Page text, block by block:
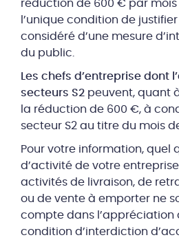
réduction de 600 € par mois
l’unique condition de
considéré d’une mesure
du public.
Les chefs d’entreprise dont
secteurs S2 peuvent, quant
la réduction de 600 €, à
secteur S2 au titre du mois
Pour votre information, quel
d’activité de votre entreprise
activités de livraison, de
ou de vente à emporter ne
compte dans l’appréciation
condition d’interdiction